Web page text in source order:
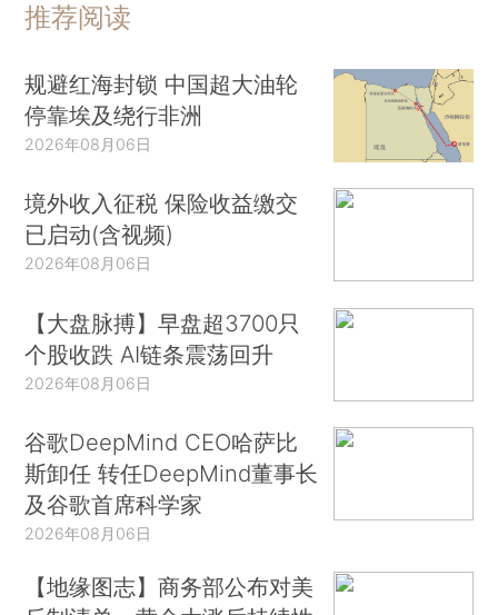
推荐阅读
规避红海封锁 中国超大油轮
停靠埃及绕行非洲
2026年08月06日
境外收入征税 保险收益缴交
已启动(含视频)
2026年08月06日
【大盘脉搏】早盘超3700只
个股收跌 AI链条震荡回升
2026年08月06日
谷歌DeepMind CEO哈萨比
斯卸任 转任DeepMind董事长
及谷歌首席科学家
2026年08月06日
【地缘图志】商务部公布对美